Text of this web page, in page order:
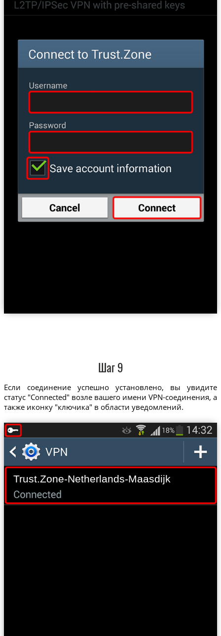
Шаг 9
Если соединение успешно установлено, вы увидите
статус "Connected" возле вашего имени VPN-соединения, а
также иконку "ключика" в области уведомлений.
Trust.Zone-Netherlands-Maasdijk